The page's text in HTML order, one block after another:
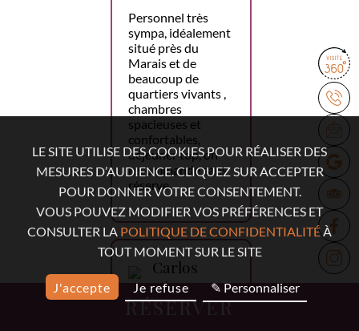
RÉSERVER
Personnel très
sympa, idéalement
situé près du
Marais et de
beaucoup de
quartiers vivants ,
chambres
spacieuses et
confortables,
déjeuner top, on
recommande sans
réserve.
Carlos
López
18 mars 2026
LE SITE UTILISE DES COOKIES POUR RÉALISER DES
MESURES D’AUDIENCE. CLIQUEZ SUR ACCEPTER
POUR DONNER VOTRE CONSENTEMENT.
VOUS POUVEZ MODIFIER VOS PRÉFÉRENCES ET
CONSULTER LA POLITIQUE DE CONFIDENTIALITÉÀ
TOUT MOMENT SUR LE SITE
J'accepte Je refuse ✎ Personnaliser